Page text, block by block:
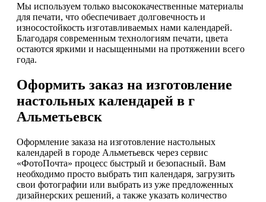
Мы используем только высококачественные материалы
для печати, что обеспечивает долговечность и
износостойкость изготавливаемых нами календарей.
Благодаря современным технологиям печати, цвета
остаются яркими и насыщенными на протяжении всего
года.
Оформить заказ на изготовление
настольных календарей в г
Альметьевск
Оформление заказа на изготовление настольных
календарей в городе Альметьевск через сервис
«ФотоПочта» процесс быстрый и безопасный. Вам
необходимо просто выбрать тип календаря, загрузить
свои фотографии или выбрать из уже предложенных
дизайнерских решений, а также указать количество